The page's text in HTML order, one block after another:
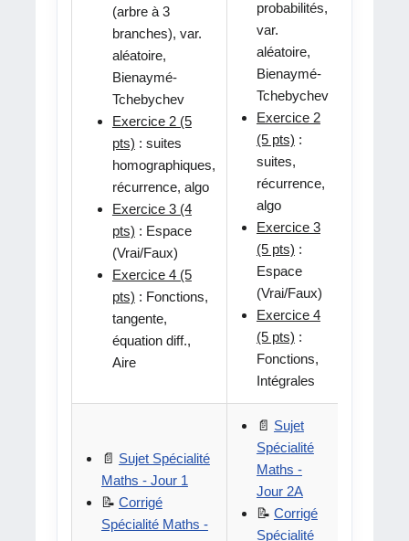
(arbre à 3
branches), var.
aléatoire,
Bienaymé-
Tchebychev
Exercice 2 (5
pts) : suites
homographiques,
récurrence, algo
Exercice 3 (4
pts) : Espace
(Vrai/Faux)
Exercice 4 (5
pts) : Fonctions,
tangente,
équation diff.,
Aire
probabilités,
var.
aléatoire,
Bienaymé-
Tchebychev
Exercice 2
(5 pts) :
suites,
récurrence,
algo
Exercice 3
(5 pts) :
Espace
(Vrai/Faux)
Exercice 4
(5 pts) :
Fonctions,
Intégrales
📄 Sujet Spécialité
Maths - Jour 1
📝 Corrigé
Spécialité Maths -
📄 Sujet
Spécialité
Maths -
Jour 2A
📝 Corrigé
Spécialité